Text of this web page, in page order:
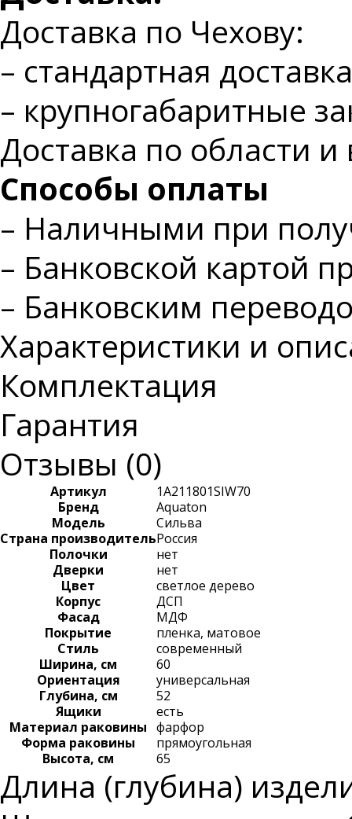
Доставка по Чехову:
– стандартная
– крупногабаритные
Доставка по области
Способы оплаты
– Наличными при
– Банковской картой
– Банковским
Характеристики и
Комплектация
Гарантия
Отзывы (0)
Артикул
1A211801SIW70
Бренд
Aquaton
Модель
Сильва
Страна производительРоссия
Полочки
нет
Дверки
нет
Цвет
светлое дерево
Корпус
ДСП
Фасад
МДФ
Покрытие
пленка, матовое
Стиль
современный
Ширина, см
60
Ориентация
универсальная
Глубина, см
52
Ящики
есть
Материал раковины фарфор
Форма раковины
прямоугольная
Высота, см
65
Длина (глубина)